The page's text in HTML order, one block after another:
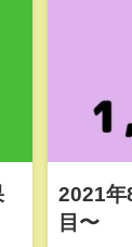
2021年
目〜